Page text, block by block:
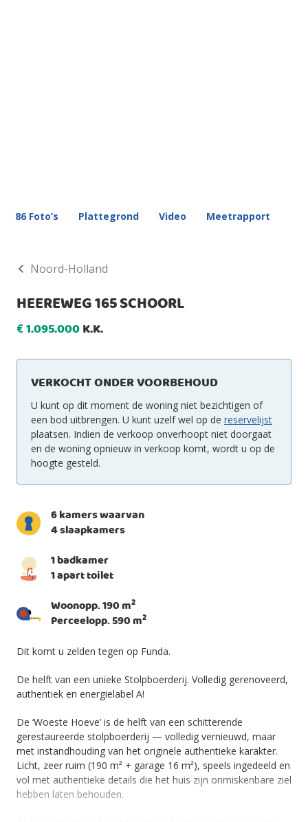
86 Foto’s Plattegrond Video Meetrapport
Noord-Holland
HEEREWEG 165 SCHOORL
€1.095.000K.K.
VERKOCHT ONDER VOORBEHOUD
U kunt op dit moment de woning niet bezichtigen of
een bod uitbrengen. U kunt uzelf wel op de reservelijst
plaatsen. Indien de verkoop onverhoopt niet doorgaat
en de woning opnieuw in verkoop komt, wordt u op de
hoogte gesteld.
6 kamers waarvan
4 slaapkamers
1 badkamer
1 apart toilet
Woonopp. 190 m2
Perceelopp. 590 m2
Dit komt u zelden tegen op Funda.
De helft van een unieke Stolpboerderij. Volledig gerenoveerd,
authentiek en energielabel A!
De ‘Woeste Hoeve’ is de helft van een schitterende
gerestaureerde stolpboerderij — volledig vernieuwd, maar
met instandhouding van het originele authentieke karakter.
Licht, zeer ruim (190 m² + garage 16 m²), speels ingedeeld en
vol met authentieke details die het huis zijn onmiskenbare ziel
hebben laten behouden.